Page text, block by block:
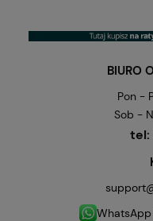
BIURO
Pon -
Sob -
tel: